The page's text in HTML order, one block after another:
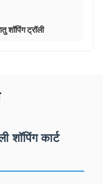
शॉपिंग ट्रॉली
शॉपिंग कार्ट